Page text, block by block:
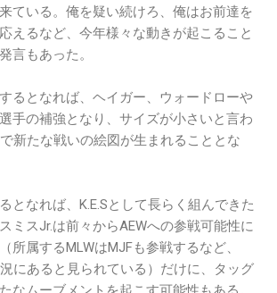
ている。俺を疑い続けろ、俺はお前達を
えるなど、今年様々な動きが起こること
言もあった。
るとなれば、ヘイガー、ウォードローや
手の補強となり、サイズが小さいと言わ
新たな戦いの絵図が生まれることとな
となれば、K.E.Sとして長らく組んできた
ミスJr.は前々からAEWへの参戦可能性に
所属するMLWはMJFも参戦するなど、
にあると見られている）だけに、タッグ